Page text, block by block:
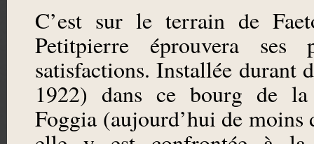
C’est sur le terrain de
Petitpierre éprouvera ses
satisfactions. Installée durant
1922) dans ce bourg de
Foggia (aujourd’hui de moins